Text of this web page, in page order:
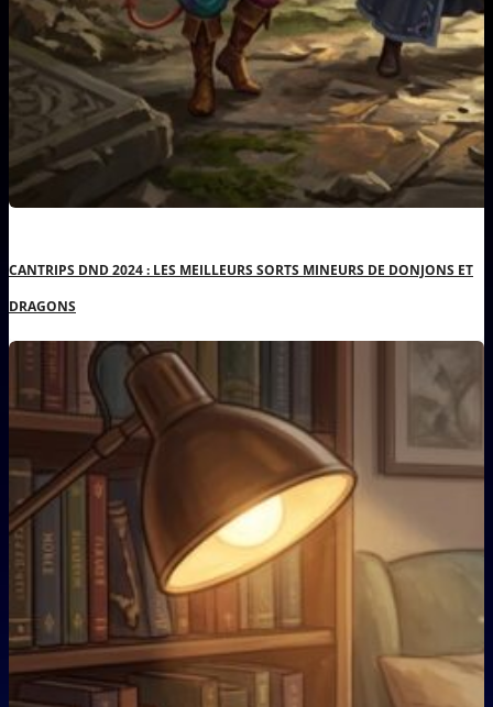
CANTRIPS DND 2024 : LES MEILLEURS SORTS MINEURS DE DONJONS ET
DRAGONS